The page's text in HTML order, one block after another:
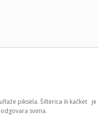
piksela. Šilterica ili kačket
svima.